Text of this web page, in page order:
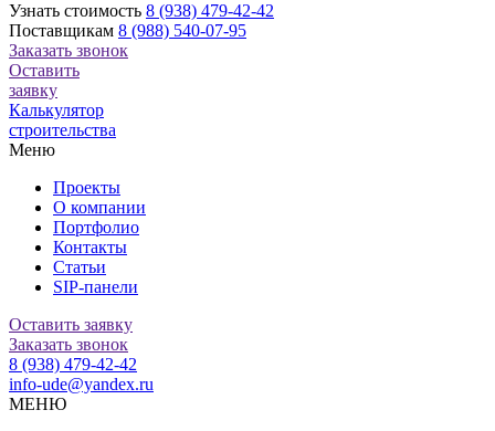
Узнать стоимость 8 (938) 479-42-42
Поставщикам 8 (988) 540-07-95
Заказать звонок
Оставить
заявку
Калькулятор
строительства
Меню
Проекты
О компании
Портфолио
Контакты
Статьи
SIP-панели
Оставить заявку
Заказать звонок
8 (938) 479-42-42
info-ude@yandex.ru
МЕНЮ